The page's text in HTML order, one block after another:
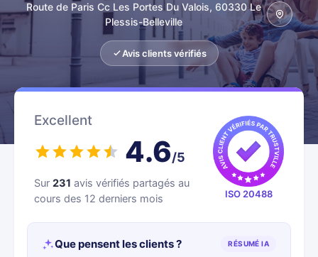
Route de Paris Cc Les Portes Du Valois, 60330 Le
Plessis-Belleville
Avis clients vérifiés
Excellent
4.6/5
Sur 231 avis vérifiés partagés au
cours des 12 derniers mois
ISO 20488
Que pensent les clients ? RÉSUMÉ IA